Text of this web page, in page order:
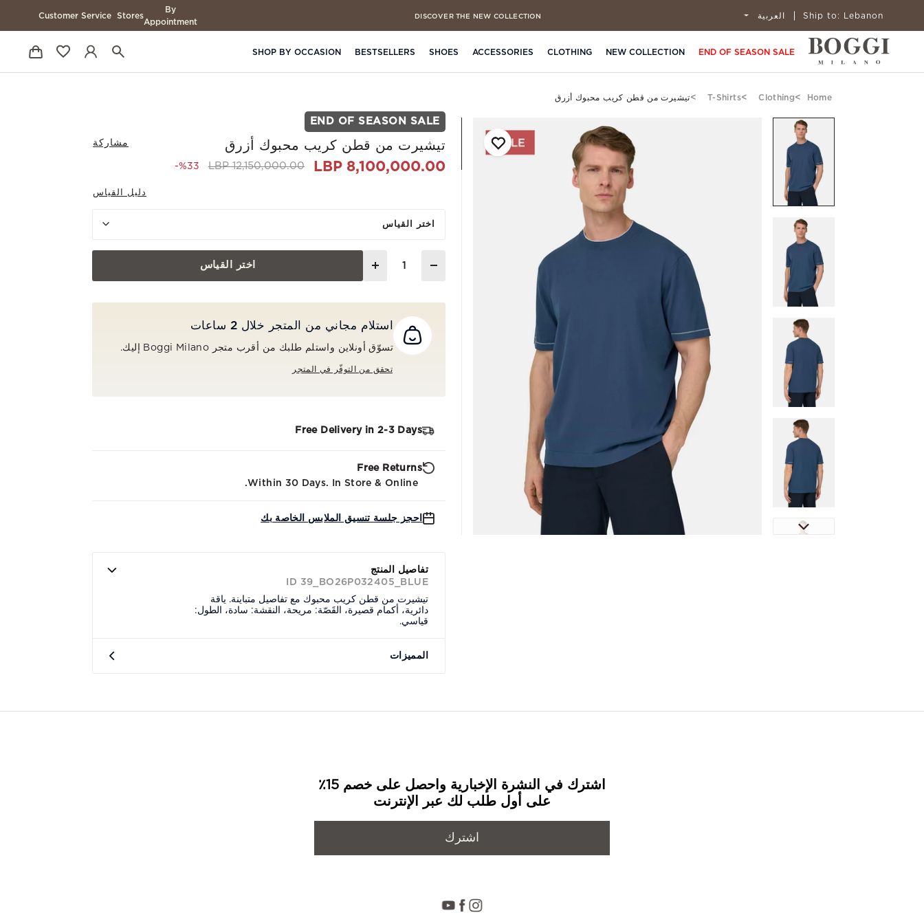
Ship to: Lebanon العربية DISCOVER THE NEW COLLECTION
By
Appointment
Stores
Customer Service
END OF SEASON SALE
NEW COLLECTION
CLOTHING
ACCESSORIES
SHOES
BESTSELLERS
SHOP BY OCCASION
Home
Clothing
T-Shirts تيشيرت من قطن كريب محبوك أزرق
END OF SEASON SALE
مشاركة تيشيرت من قطن كريب محبوك أزرق
8,100,000.00 LBP
Price reduced from
12,150,000.00 LBP
to 8,100,000.00 LBP
%33-
دليل القياس
اختر القياس
اختر القياس
استلام مجاني من المتجر خلال 2 ساعات
تسوّق أونلاين واستلم طلبك من أقرب متجر Boggi Milano إليك.
تحقق من التوفّر في المتجر
Free Delivery in 2-3 Days
Free Returns
Within 30 Days. In Store & Online.
احجز جلسة تنسيق الملابس الخاصة بك
تفاصيل المنتج
ID 39_BO26P032405_BLUE
تيشيرت من قطن كريب محبوك مع تفاصيل متباينة. ياقة
دائرية، أكمام قصيرة، القَصّة: مريحة، النقشة: سادة، الطول:
قياسي.
المميزات
اشترك في النشرة الإخبارية واحصل على خصم 15٪
على أول طلب لك عبر الإنترنت
اشترك